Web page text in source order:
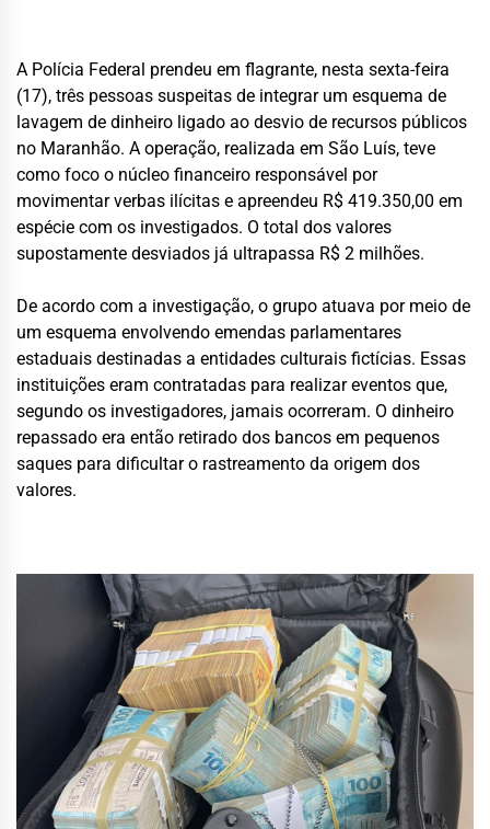
A Polícia Federal prendeu em flagrante, nesta sexta-feira
(17), três pessoas suspeitas de integrar um esquema de
lavagem de dinheiro ligado ao desvio de recursos públicos
no Maranhão. A operação, realizada em São Luís, teve
como foco o núcleo financeiro responsável por
movimentar verbas ilícitas e apreendeu R$ 419.350,00 em
espécie com os investigados. O total dos valores
supostamente desviados já ultrapassa R$ 2 milhões.
De acordo com a investigação, o grupo atuava por meio de
um esquema envolvendo emendas parlamentares
estaduais destinadas a entidades culturais fictícias. Essas
instituições eram contratadas para realizar eventos que,
segundo os investigadores, jamais ocorreram. O dinheiro
repassado era então retirado dos bancos em pequenos
saques para dificultar o rastreamento da origem dos
valores.